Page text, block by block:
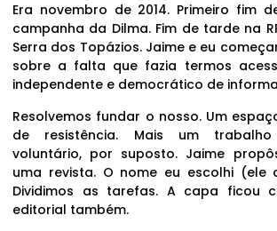
Era novembro de 2014. Primeiro fim
campanha da Dilma. Fim de tarde na
Serra dos Topázios. Jaime e eu
sobre a falta que fazia termos
independente e democrático de
Resolvemos fundar o nosso. Um
de resistência. Mais um
voluntário, por suposto. Jaime
uma revista. O nome eu escolhi (ele
Dividimos as tarefas. A capa ficou
editorial também.